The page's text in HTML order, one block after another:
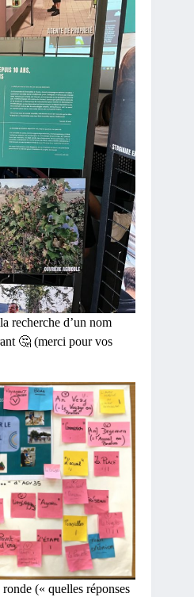
recherche d’un nom
🤔 (merci pour vos
(« quelles réponses